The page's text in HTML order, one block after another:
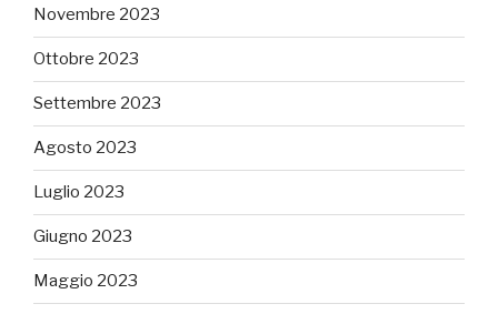
Novembre 2023
Ottobre 2023
Settembre 2023
Agosto 2023
Luglio 2023
Giugno 2023
Maggio 2023